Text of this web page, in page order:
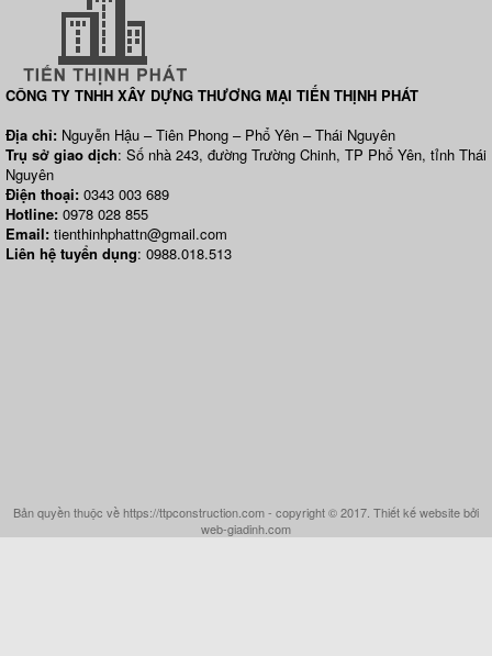
CÔNG TY TNHH XÂY DỰNG THƯƠNG MẠI TIẾN THỊNH PHÁT
Địa chỉ: Nguyễn Hậu – Tiên Phong – Phổ Yên – Thái Nguyên
Trụ sở giao dịch: Số nhà 243, đường Trường Chinh, TP Phổ Yên, tỉnh Thái
Nguyên
Điện thoại: 0343 003 689
Hotline: 0978 028 855
Email: tienthinhphattn@gmail.com
Liên hệ tuyển dụng: 0988.018.513
Bản quyền thuộc về https://ttpconstruction.com - copyright © 2017. Thiết kế website bởi
web-giadinh.com